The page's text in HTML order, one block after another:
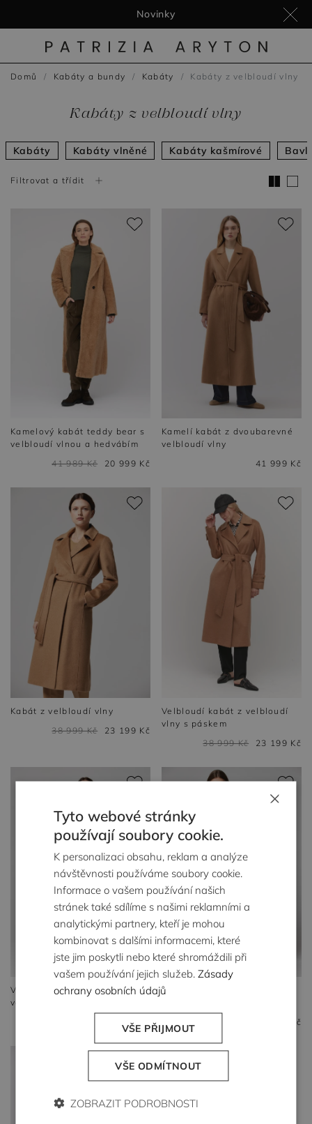
Novinky
Domů Kabáty a bundy Kabáty Kabáty z velbloudí vlny
Kabáty z velbloudí vlny
Kabáty Kabáty vlněné Kabáty kašmírové
Filtrovat a třídit
Kamelový kabát teddy bear s
velbloudí vlnou a hedvábím
41 989 Kč
20 999 Kč
Kamelí kabát z dvoubarevné
velbloudí vlny
41 999 Kč
Kabát z velbloudí vlny
38 999 Kč
23 199 Kč
Velbloudí kabát z velbloudí
vlny s páskem
38 999 Kč
23 199 Kč
Vlněný kabát s páskem 100%
velbloudí vlna
23 199 Kč
Tmavě modrý kabát z
38 999 Kč
×
Tyto webové stránky
používají soubory cookie.
K personalizaci obsahu, reklam a analýze
návštěvnosti používáme soubory cookie.
Informace o vašem používání našich
stránek také sdílíme s našimi reklamními a
analytickými partnery, kteří je mohou
kombinovat s dalšími informacemi, které
jste jim poskytli nebo které shromáždili při
vašem používání jejich služeb.Zásady
ochrany osobních údajů
VŠE PŘIJMOUT
VŠE ODMÍTNOUT
ZOBRAZIT PODROBNOSTI